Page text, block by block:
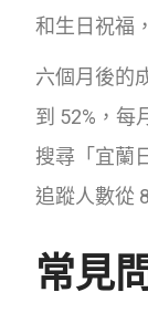
和生日祝福
六個月後的
到 52%，每
搜尋「宜蘭
追蹤人數從
常見